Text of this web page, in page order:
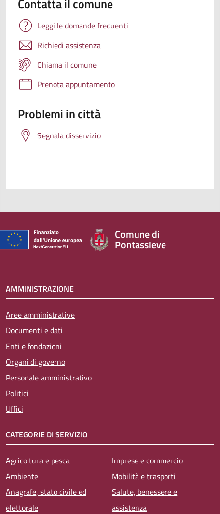
Contatta il comune
Leggi le domande frequenti
Richiedi assistenza
Chiama il comune
Prenota appuntamento
Problemi in città
Segnala disservizio
Comune di
Pontassieve
AMMINISTRAZIONE
Aree amministrative
Documenti e dati
Enti e fondazioni
Organi di governo
Personale amministrativo
Politici
Uffici
CATEGORIE DI SERVIZIO
Agricoltura e pesca
Ambiente
Anagrafe, stato civile ed
elettorale
Imprese e commercio
Mobilità e trasporti
Salute, benessere e
assistenza